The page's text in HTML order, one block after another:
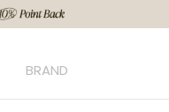
BRAND